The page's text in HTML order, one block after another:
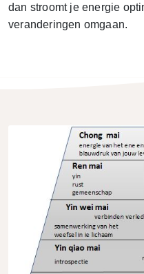
dan stroomt je energie
veranderingen omgaan.